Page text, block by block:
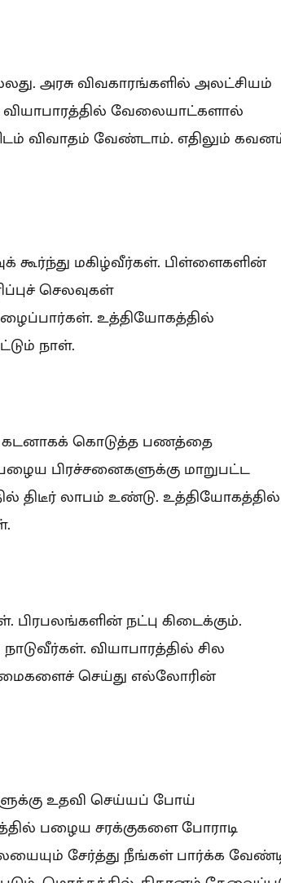
அரசு விவகாரங்களில் அலட்சியம்
வேலையாட்களால்
விவாதம் வேண்டாம். எதிலும்
மகிழ்வீர்கள். பிள்ளைகளின்
செலவுகள்
உத்தியோகத்தில்
நாள்.
கொடுத்த பணத்தை
பிரச்சனைகளுக்கு மாறுபட்ட
திடீர் லாபம் உண்டு. உத்தியோகத்தில்
பிரபலங்களின் நட்பு கிடைக்கும்.
வியாபாரத்தில் சில
செய்து எல்லோரின்
உதவி செய்யப் போய்
பழைய சரக்குகளை போராடி
சேர்த்து நீங்கள் பார்க்க